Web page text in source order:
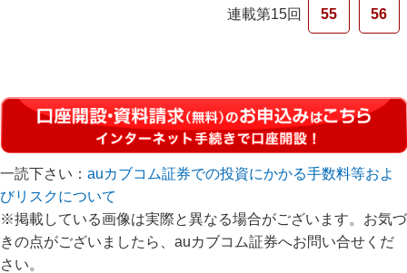
連載第15回 55 56
一読下さい： auカブコム証券での投資にかかる手数料等およ
びリスクについて
※掲載している画像は実際と異なる場合がございます。お気づ
きの点がございましたら、auカブコム証券へお問い合せくだ
さい。